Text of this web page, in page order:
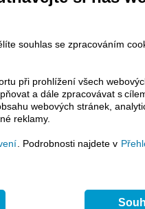
placených služeb
Veškeré
jsou
nutnosti obnovovat stránku) bez
v Patria Plus / Investor Plus -
více
souhlas se zpracováním
při prohlížení všech
a dále zpracovávat s
webových stránek,
reklamy.
. Podrobnosti najdete v